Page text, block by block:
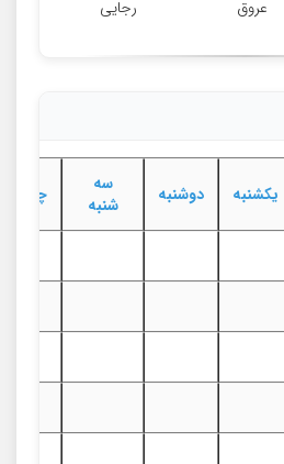
عروق
رجایی
یکشنبه دوشنبه
سه
شنبه